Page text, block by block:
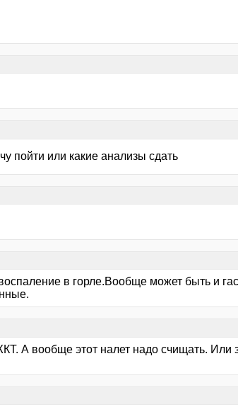
пойти или какие анализы сдать
в горле.Вообще может быть и
А вообще этот налет надо счищать. Или